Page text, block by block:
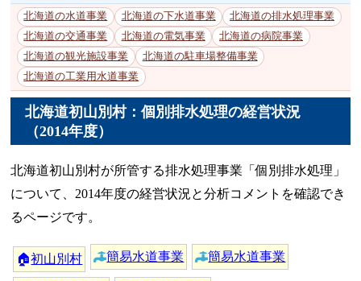
北海道の水道事業 北海道の下水道事業
北海道の排水処理事業
北海道の交通事業
北海道の電気事業
北海道の病院事業
北海道の観光施設事業
北海道の駐車場整備事業
北海道の工業用水道事業
北海道初山別村：個別排水処理の経営状況
（2014年度）
北海道初山別村が所管する排水処理事業「個別排水処理」
について、2014年度の経営状況と分析コメントを確認でき
るページです。
🏠初山別村 簡易水道事業 簡易水道事業